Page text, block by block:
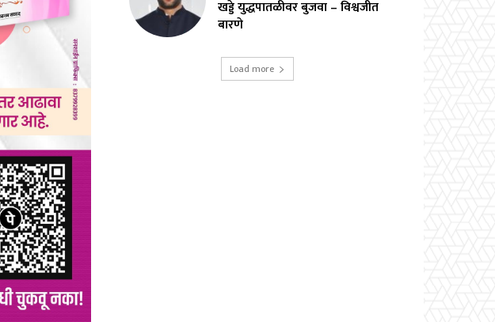
खड्डे युद्धपातळीवर बुजवा – विश्वजीत
बारणे
Load more